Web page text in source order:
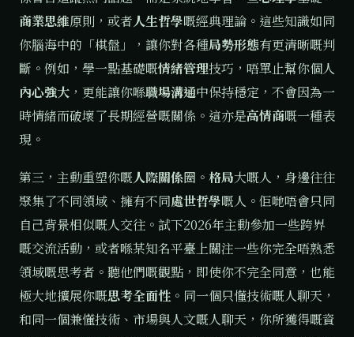
商業思維原則，或者人生哲學嘅經典理論。這些知識如同
你腦海中的「棋盤」，讓你對各種局勢形態有更清晰嘅判
斷。例如，學一點基礎嘅情緒管理技巧，唔單止幫你個人
內心強大 ，更能讓你喺職場溝通中保持穩定，不會因為一
時情緒而破壞了長期經營嘅關係。這亦是高情商嘅一種表
現。
第三，主動重塑你嘅人際關係圈。 格局大嘅人，身邊往往
聚集了不同領域、擁有不同處世哲學嘅人。佢哋唔會只同
自己背景相似嘅人交往。試下2026年主動參加一些跨界
嘅交流活動，或者喺某知名平臺上關注一些你完全唔熟悉
領域嘅思考者。聽他們嘅觀點，即使你不完全同意，也能
極大地擴展你嘅思考全面性 。同一個只懂技術嘅人聊天，
和同一個兼懂技術、市場與人文嘅人聊天，你所獲得嘅資